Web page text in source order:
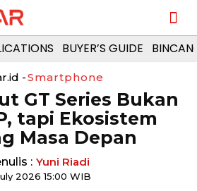
BUYER’S GUIDE
-Smartphone
GT Series Bukan
tapi Ekosistem
Masa Depan
: Yuni Riadi
2026 15:00 WIB